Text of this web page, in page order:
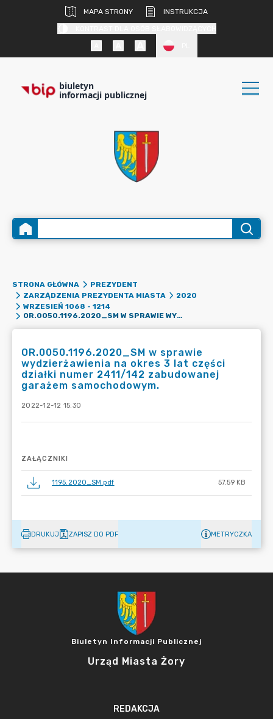
MAPA STRONY
INSTRUKCJA
biuletyn
informacji publicznej
STRONA GŁÓWNA
PREZYDENT
ZARZĄDZENIA PREZYDENTA MIASTA
2020
WRZESIEŃ 1068 - 1214
OR.0050.1196.2020_SM W SPRAWIE WYDZIERŻAWIENIA NA OKRES 3 LAT CZĘŚCI DZIAŁKI NUMER 2411/142 ZABUDOWANEJ GARAŻEM SAMOCHODOWYM.
OR.0050.1196.2020_SM w sprawie
wydzierżawienia na okres 3 lat części
działki numer 2411/142 zabudowanej
garażem samochodowym.
2022-12-12 15:30
ZAŁĄCZNIKI
1195.2020_SM.pdf 57.59 KB
DRUKUJ ZAPISZ DO PDF METRYCZKA
Biuletyn Informacji Publicznej
Urząd Miasta Żory
REDAKCJA